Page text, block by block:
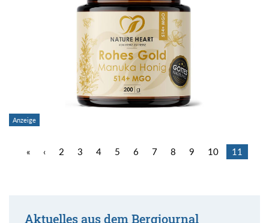
« ‹ 2 3 4 5 6 7 8 9 10 11
Aktuelles aus dem Bergjournal